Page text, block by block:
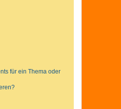
für ein Thema oder